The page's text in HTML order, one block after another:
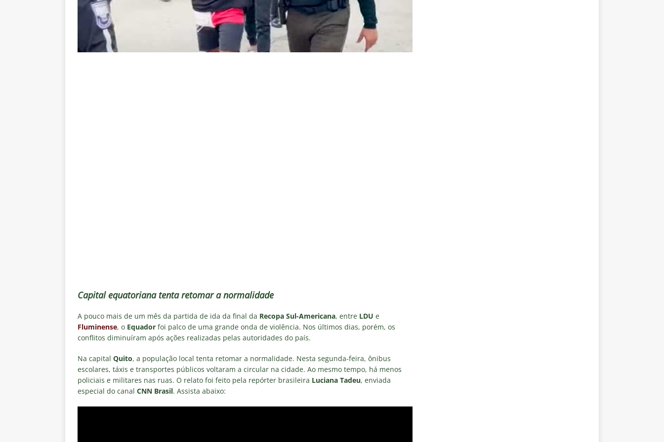
no tempo normal e os pontos de alerta no meio-campo tricolor
COLUNAS
Casa cheia! Veja a nova parcial de ingressos vendidos para Fluminense x
[ 5 de agosto de 2026 ] Fluminense anuncia novidade no Maracanã para o clássico contra o Vasco
[ 4 de agosto de 2026 ]
Roger Flores detona falta de espaço para Moleques de Xerém
[ 4 de agosto de 2026 ]
Remo X Santos — Oitavas Copa do Brasil 2026: Palpites, Odds e
Estatísticas
DICAS DE APOSTAS
[ 4 de agosto de 2026 ] Jornalista aponta tendência sobre a escalação do Fluminense para o
clássico contra o Vasco
NOTÍCIAS
Capital equatoriana tenta retomar a normalidade
A pouco mais de um mês da partida de ida da final da Recopa Sul-Americana, entre LDU e
Fluminense, o Equador foi palco de uma grande onda de violência. Nos últimos dias, porém, os
conflitos diminuíram após ações realizadas pelas autoridades do país.
Na capital Quito, a população local tenta retomar a normalidade. Nesta segunda-feira, ônibus
escolares, táxis e transportes públicos voltaram a circular na cidade. Ao mesmo tempo, há menos
policiais e militares nas ruas. O relato foi feito pela repórter brasileira Luciana Tadeu, enviada
especial do canal CNN Brasil. Assista abaixo: